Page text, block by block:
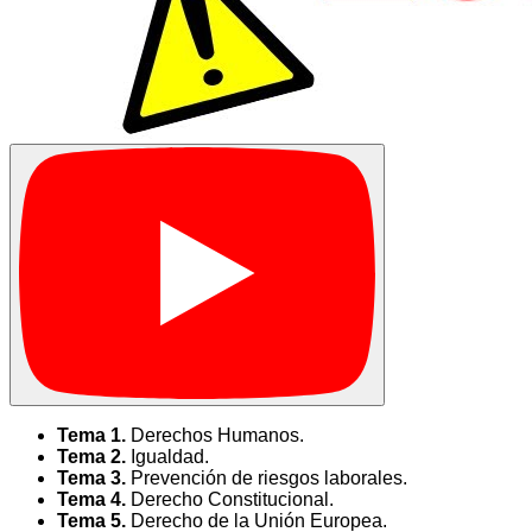
Tema 1. Derechos Humanos.
Tema 2. Igualdad.
Tema 3. Prevención de riesgos laborales.
Tema 4. Derecho Constitucional.
Tema 5. Derecho de la Unión Europea.